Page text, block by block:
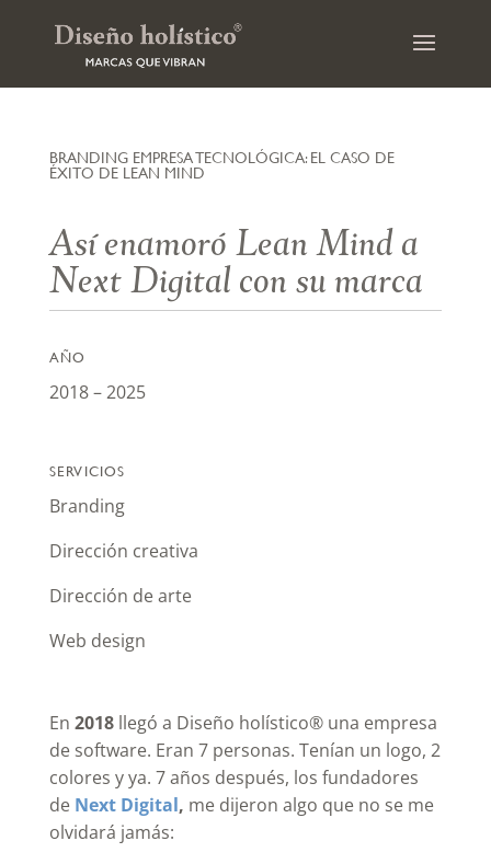
BRANDING EMPRESA TECNOLÓGICA: EL CASO DE
ÉXITO DE LEAN MIND
Así enamoró Lean Mind a
Next Digital con su marca
AÑO
2018 – 2025
SERVICIOS
Branding
Dirección creativa
Dirección de arte
Web design
En 2018llegó a Diseño holístico® una empresa
de software. Eran 7 personas. Tenían un logo, 2
colores y ya. 7 años después, los fundadores
de Next Digital, me dijeron algo que no se me
olvidará jamás: